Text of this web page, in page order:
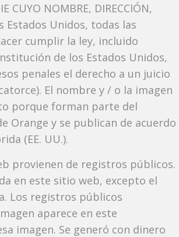
CUYO NOMBRE, DIRECCIÓN,
Estados Unidos, todas las
cumplir la ley, incluido
de los Estados Unidos,
penales el derecho a un juicio
El nombre y / o la imagen
porque forman parte del
Orange y se publican de acuerdo
(EE. UU.).
provienen de registros públicos.
en este sitio web, excepto el
Los registros públicos
aparece en este
imagen. Se generó con dinero